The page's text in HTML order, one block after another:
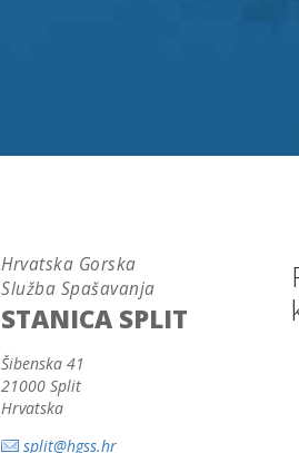
Hrvatska Gorska
Služba Spašavanja
STANICA SPLIT
Šibenska 41
21000 Split
Hrvatska
split@hgss.hr